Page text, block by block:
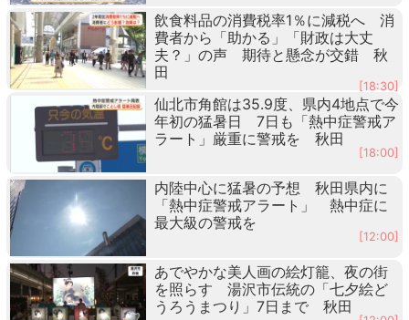
飲食料品の消費税率1％に減税へ 消
費者から「助かる」「財政は大丈
夫？」の声 期待と懸念が交錯 秋
田
[18:30]
仙北市角館は35.9度、県内4地点で今
年初の猛暑日 7日も「熱中症警戒ア
ラート」厳重に警戒を 秋田
[18:00]
内陸中心に猛暑の予想 秋田県内に
「熱中症警戒アラート」 熱中症に
最大級の警戒を
[12:00]
あでやかな美人画の絵灯籠、夜の街
を照らす 湯沢市伝統の「七夕絵ど
うろうまつり」7日まで 秋田